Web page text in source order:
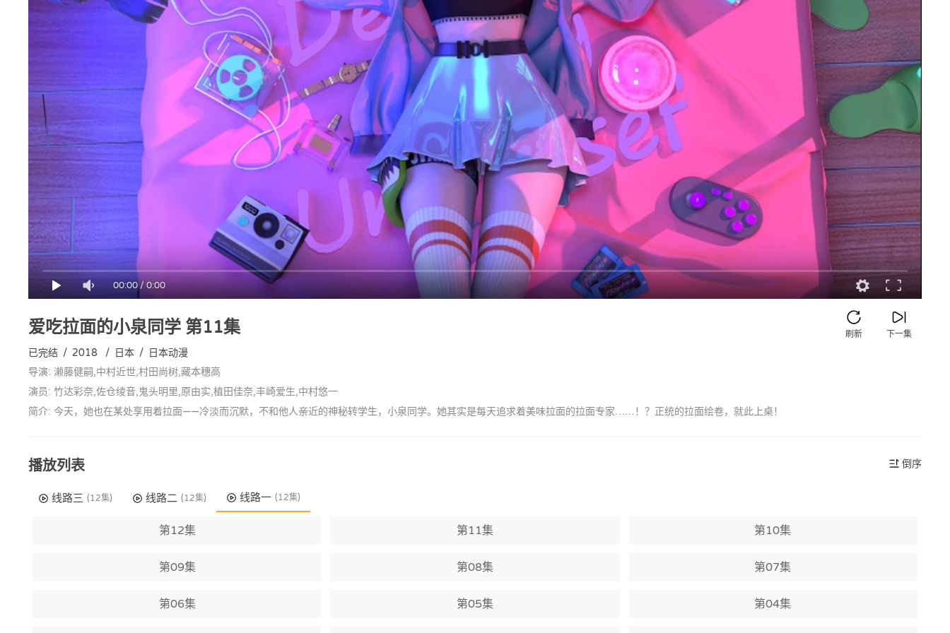
00:00/0:00
爱吃拉面的小泉同学 第11集 下一集
刷新
已完结 / 2018 / 日本 / 日本动漫
导演: 濑藤健嗣,中村近世,村田尚树,藏本穗高
演员: 竹达彩奈,佐仓绫音,鬼头明里,原由实,植田佳奈,丰崎爱生,中村悠一
简介: 今天，她也在某处享用着拉面——冷淡而沉默，不和他人亲近的神秘转学生，小泉同学。她其实是每天追求着美味拉面的拉面专家……！？正统的拉面绘卷，就此上桌！
播放列表 倒序
线路三 (12集) 线路二 (12集) 线路一 (12集)
第12集 第11集 第10集
第09集 第08集 第07集
第06集 第05集 第04集